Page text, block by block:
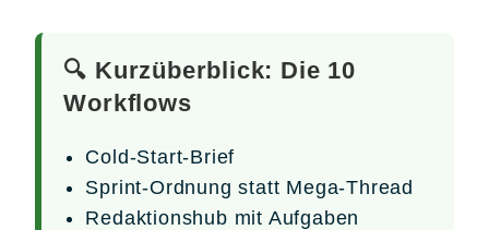
🔍 Kurzüberblick: Die 10
Workflows
Cold-Start-Brief
Sprint-Ordnung statt Mega-Thread
Redaktionshub mit Aufgaben